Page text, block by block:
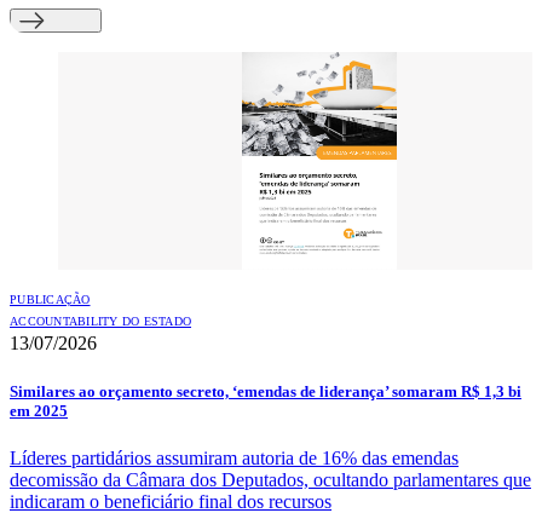
PUBLICAÇÃO
ACCOUNTABILITY DO ESTADO
13/07/2026
Similares ao orçamento secreto, ‘emendas de liderança’ somaram R$ 1,3 bi
em 2025
Líderes partidários assumiram autoria de 16% das emendas
decomissão da Câmara dos Deputados, ocultando parlamentares que
indicaram o beneficiário final dos recursos